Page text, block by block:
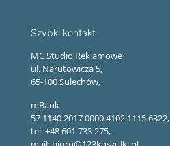
Szybki kontakt
MC Studio Reklamowe
ul. Narutowicza 5,
65-100 Sulechów,
mBank
57 1140 2017 0000 4102 1115 6322,
tel. +48 601 733 275,